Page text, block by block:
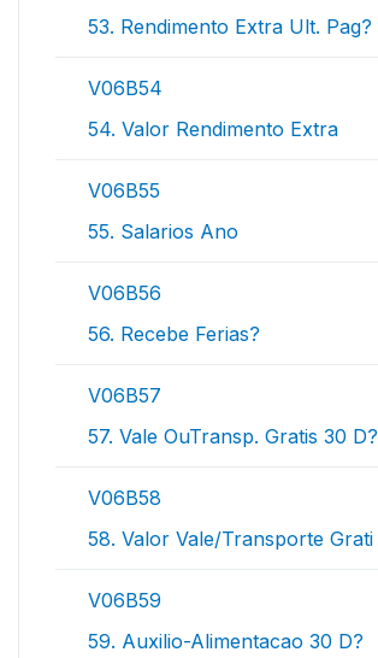
53. Rendimento Extra Ult. Pag?
V06B54
54. Valor Rendimento Extra
V06B55
55. Salarios Ano
V06B56
56. Recebe Ferias?
V06B57
57. Vale OuTransp. Gratis 30 D?
V06B58
58. Valor Vale/Transporte Grati
V06B59
59. Auxilio-Alimentacao 30 D?